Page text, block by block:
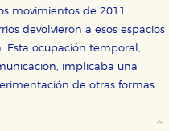
movimientos de 2011
devolvieron a esos espacios
Esta ocupación temporal,
implicaba una
de otras formas
mejorar su experiencia
funcionamiento de
que reconfigurarlos cada
es agregada y, por lo